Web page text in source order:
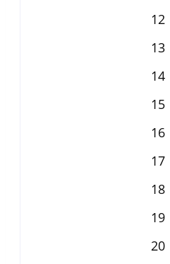
12
13
14
15
16
17
18
19
20